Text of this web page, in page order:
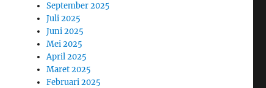
September 2025
Juli 2025
Juni 2025
Mei 2025
April 2025
Maret 2025
Februari 2025